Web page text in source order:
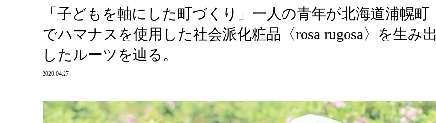
「子どもを軸にした町づくり」一人の青年が北海道浦幌町
でハマナスを使用した社会派化粧品〈rosa rugosa〉を生み出
したルーツを辿る。
2020.04.27